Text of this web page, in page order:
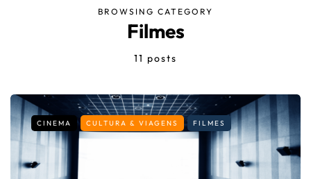
BROWSING CATEGORY
Filmes
11 posts
CINEMA CULTURA & VIAGENS FILMES